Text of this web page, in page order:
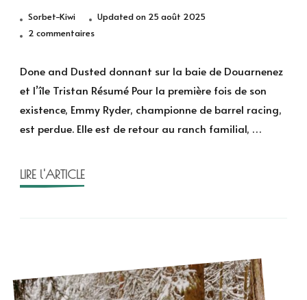
Sorbet-Kiwi Updated on 25 août 2025
2 commentairessur
and
de
Lyla
Sage
Done and Dusted donnant sur la baie de Douarnenez
et l’île Tristan Résumé Pour la première fois de son
existence, Emmy Ryder, championne de barrel racing,
est perdue. Elle est de retour au ranch familial, …
LIRE l'ARTICLE